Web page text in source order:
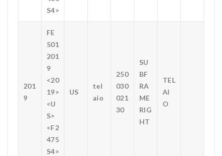
S4>
201
9
FE
501
201
9
<20
19>
<U
S>
<F2
475
S4>
US
tel
aio
250
030
021
30
SU
BF
RA
ME
RIG
HT
TEL
AI
O